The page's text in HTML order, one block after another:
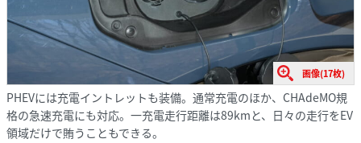
画像(17枚)
PHEVには充電イントレットも装備。通常充電のほか、CHAdeMO規
格の急速充電にも対応。一充電走行距離は89kmと、日々の走行をEV
領域だけで賄うこともできる。